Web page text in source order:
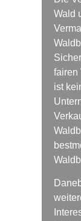
Wald
fairen
ist